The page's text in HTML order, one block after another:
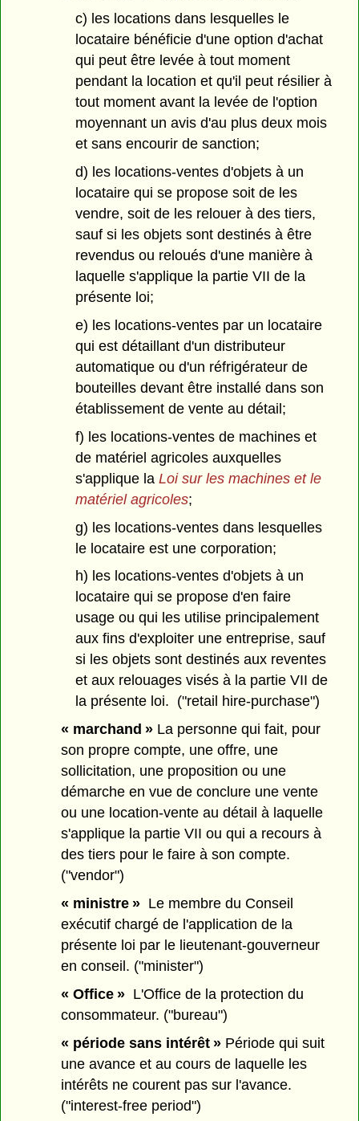
c) les locations dans lesquelles le
locataire bénéficie d'une option d'achat
qui peut être levée à tout moment
pendant la location et qu'il peut résilier à
tout moment avant la levée de l'option
moyennant un avis d'au plus deux mois
et sans encourir de sanction;
d) les locations-ventes d'objets à un
locataire qui se propose soit de les
vendre, soit de les relouer à des tiers,
sauf si les objets sont destinés à être
revendus ou reloués d'une manière à
laquelle s'applique la partie VII de la
présente loi;
e) les locations-ventes par un locataire
qui est détaillant d'un distributeur
automatique ou d'un réfrigérateur de
bouteilles devant être installé dans son
établissement de vente au détail;
f) les locations-ventes de machines et
de matériel agricoles auxquelles
s'applique la Loi sur les machines et le
matériel agricoles;
g) les locations-ventes dans lesquelles
le locataire est une corporation;
h) les locations-ventes d'objets à un
locataire qui se propose d'en faire
usage ou qui les utilise principalement
aux fins d'exploiter une entreprise, sauf
si les objets sont destinés aux reventes
et aux relouages visés à la partie VII de
la présente loi. ("retail hire-purchase")
« marchand » La personne qui fait, pour
son propre compte, une offre, une
sollicitation, une proposition ou une
démarche en vue de conclure une vente
ou une location-vente au détail à laquelle
s'applique la partie VII ou qui a recours à
des tiers pour le faire à son compte.
("vendor")
« ministre » Le membre du Conseil
exécutif chargé de l'application de la
présente loi par le lieutenant-gouverneur
en conseil. ("minister")
« Office » L'Office de la protection du
consommateur. ("bureau")
« période sans intérêt » Période qui suit
une avance et au cours de laquelle les
intérêts ne courent pas sur l'avance.
("interest-free period")